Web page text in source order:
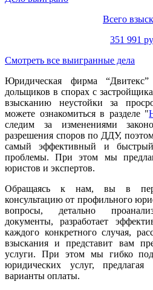
Всего
351 991
Смотреть все выигранные дела
Юридическая фирма
дольщиков в спорах с
взысканию неустойки за
можете ознакомиться в разделе "
следим за изменениями
разрешения споров по ДДУ,
самый эффективный и
проблемы. При этом мы
юристов и экспертов.
Обращаясь к нам, вы в
консультацию от профильного
вопросы, детально
документы, разработает
каждого конкретного случая,
взыскания и представит вам
услуги. При этом мы гибко
юридических услуг,
варианты оплаты.